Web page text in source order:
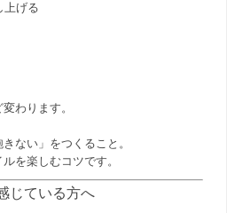
上げる
わります。
ない」をつくること。
を楽しむコツです。
じている方へ